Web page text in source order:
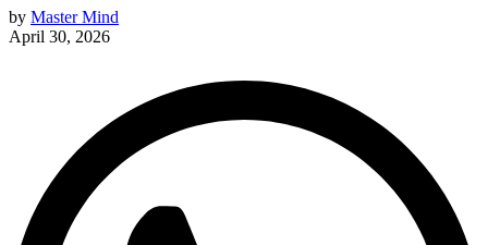
by Master Mind
April 30, 2026